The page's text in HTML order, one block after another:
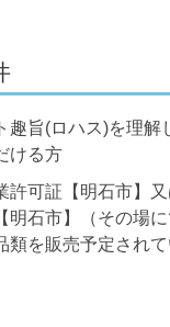
趣旨(ロハス)を理解
ける方
許可証【明石市】
明石市】（その場
類を販売予定され